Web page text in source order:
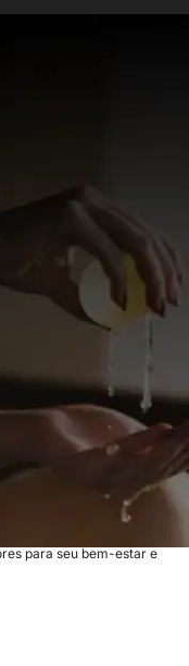
orientais), faço
com agradável
se solitário!
relaxante com
para seu bem-estar e